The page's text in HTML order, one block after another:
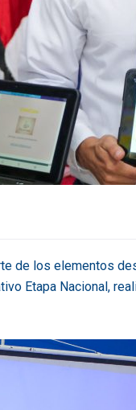
de los elementos
Etapa Nacional,